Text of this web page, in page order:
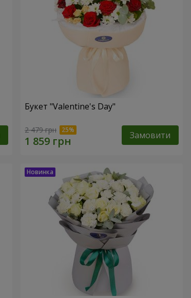
Букет "Valentine's Day"
2 479 грн Замовити